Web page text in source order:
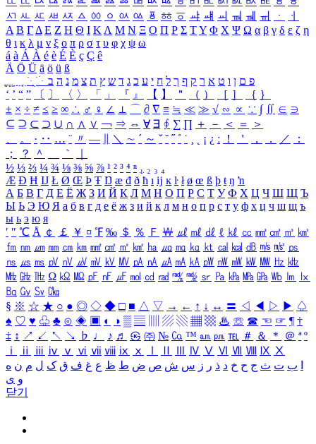
ㅺ ㅻ ㅼ ㅽ ㅾ ㅿ ㆀ ㆁ ㆂ ㆃ ㆄ ㆅ ㆆ ㆇ ㆈ ㆉ ㆊ ㆋ ㆌ ㆍ
ㆎ
Α Β ΓΔ Ε Ζ Η Θ Ι ΚΛ Μ Ν Ξ Ο Π Ρ Σ ΤΥ Φ Χ Ψ Ω α β γ δ ε ζ η
θ ι κ λ μ ν ξ ο π ρ σ τ υ φ χ ψ ω
á à Á À é è É È ç Ç ê
Ä Ö Ü ä ö ü ß
ִֶֹ ֻּ ׁׂ פ ם ן ו ט א ר ק ף ך ל ח י ע כ ג ד ש ץ ת צ מ נ ה ב
‘ ’ “ ” 〔 〕 〈 〉 「 」 『 』 【 】 ＂ （ ） ［ ］ ｛ ｝
± × ÷ ≠ ≤ ≥ ∞ ∴ ♂ ♀ ∠ ⊥ ⌒ ∂ ∇ ≡ ≒ ≪ ≫ √ ∽ ∝ ∵ ∫ ∬ ∈ ∋
⊆ ⊇ ⊂ ⊃ ∪ ∩ ∧ ∨ ￢ ⇒ ⇔ ∀ ∃ ∮ ∑ ∏ ＋ － ＜ ＝
＞
、
。 · ‥ … ¨ 〃 ― ＼ ∼ ´ ～ ˇ ˘ ˝ ˚ ˙ ¸ ¡ ¿ ː ！ ＇ ， ． ／
：
；
？ ＾ ｀
½ ⅓ ⅔ ¼ ¾ ⅛ ⅜ ⅝ ⅞ ¹ ² ³ ⁴ ⁿ ₁ ₂ ₃ ₄
Æ Ð Ħ Ĳ Ł Ø Œ Þ Ŧ Ŋ æ đ ð ħ ı ĳ ĸ ŀ ł ø œ ß þ ŧ ŋ ŉ
А Б В Г Д Е Ё Ж З И Й К Л М Н О П Р С Т У Ф Х Ц Ч Ш Щ Ъ
Ы Ь Э Ю Я а б в г д е ё ж з и й к л м н о п р с т у ф х ц ч ш щ ъ
ы ь э ю я
′ ″ ℃ Å ￠ ￡ ￥ ¤ ℉ ‰ ＄ ％ Ｆ ￦ ㎕ ㎖ ㎗ ℓ ㎘ ㏄ ㎣ ㎤ ㎥ ㎦
㎙ ㎚ ㎛ ㎜ ㎝ ㎞ ㎟ ㎠ ㎡ ㎢ ㏊ ㎍ ㎎ ㎏ ㏏ ㎈ ㎉ ㏈ ㎧ ㎨ ㎰
㎱ ㎲ ㎳ ㎴ ㎵ ㎶ ㎷ ㎸ ㎹ ㎀ ㎁ ㎂ ㎃ ㎄ ㎺ ㎻ ㎽ ㎾ ㎿ ㎐ ㎑
㎒ ㎓ ㎔ Ω ㏀ ㏁ ㎊ ㎋ ㎌ ㏖ ㏅ ㎭ ㎮ ㎯ ㏛ ㎩ ㎪ ㎫ ㎬ ㏝ ㏐
㏓
㏃ ㏉ ㏜ ㏆
§ ※ ☆ ★ ○ ● ◎ ◇ ◆ □ ■ △ ▽ → ← ↑ ↓ ↔ 〓 ◁ ◀ ▷ ▶ ♤
♠ ♡ ♥ ♧ ♣ ⊙ ◈ ▣ ◐ ◑ ▒ ▤ ▨ ▧ ▦ ▩ ♨ ☏ ☎ ☜ ☞ ¶ †
‡ ↕ ↗ ↙ ↖ ↘ ♭ ♩ ♪ ♬ ㉿ ㈜ № ㏇ ™ ㏂ ㏘ ℡ ＃ ＆ ＊ ＠ ª º
ⅰ
ⅱ ⅲ ⅳ ⅴ ⅵ ⅶ ⅷ ⅸ ⅹ Ⅳ Ⅴ Ⅵ Ⅶ Ⅷ Ⅸ Ⅹ
ب ت ث ج ح خ د ذ ر ز س ش ص ض ط ظ ع غ ف ق ک ل م ن ه
و ی
닫기